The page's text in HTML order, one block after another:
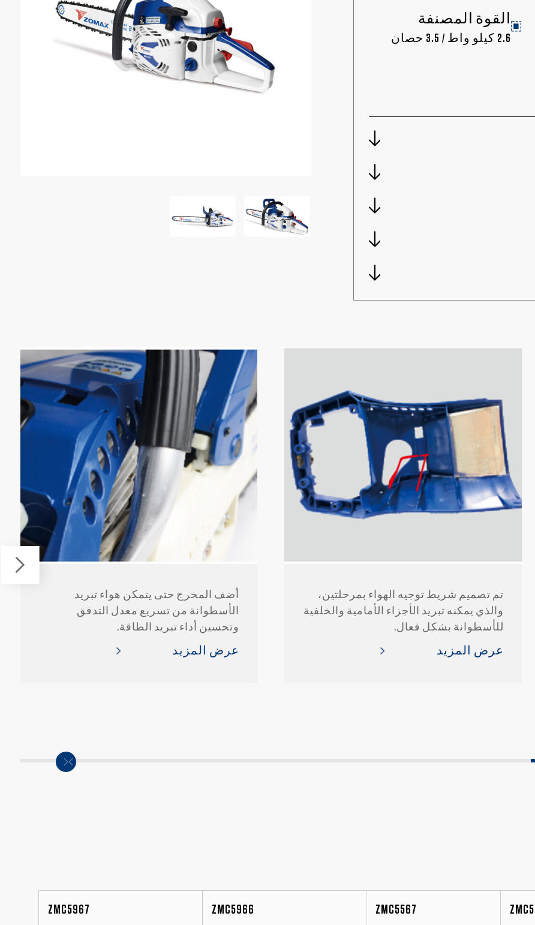
القوة المصنفة
2.6 كيلو واط / 3.5 حصان
تم تصميم شريط توجيه الهواء بمرحلتين،
والذي يمكنه تبريد الأجزاء الأمامية والخلفية
للأسطوانة بشكل فعال.
عرض المزيد
أضف المخرج حتى يتمكن هواء تبريد
الأسطوانة من تسريع معدل التدفق
وتحسين أداء تبريد الطاقة.
عرض المزيد
ZMC5567
ZMC5966
ZMC5967